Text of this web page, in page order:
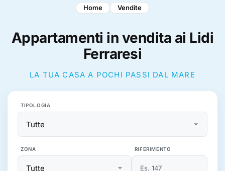
Home Vendite
Appartamenti in vendita ai Lidi
Ferraresi
LA TUA CASA A POCHI PASSI DAL MARE
TIPOLOGIA
ZONA RIFERIMENTO